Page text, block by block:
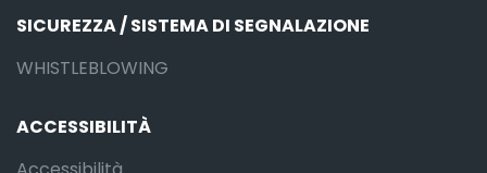
SICUREZZA / SISTEMA DI SEGNALAZIONE
WHISTLEBLOWING
ACCESSIBILITÀ